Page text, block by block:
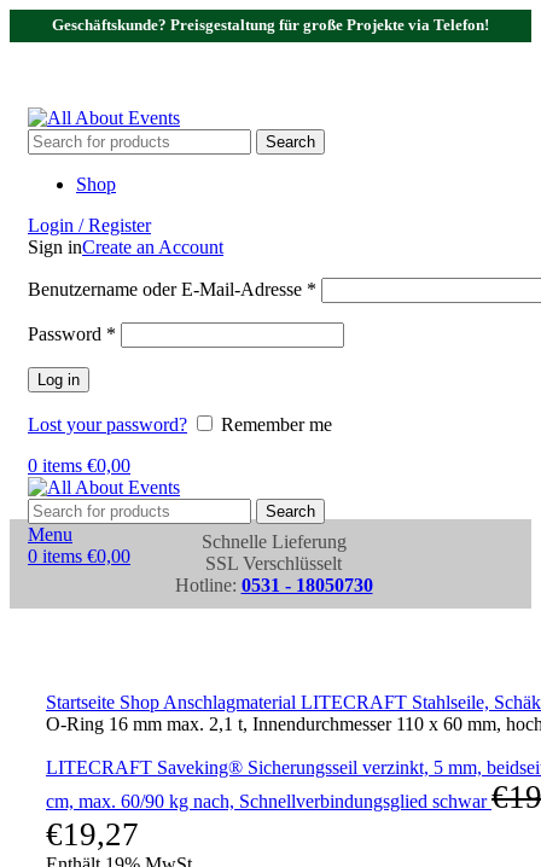
Geschäftskunde? Preisgestaltung für große Projekte via Telefon!
Search
Shop
Login / Register
Sign inCreate an Account
Benutzername oder E-Mail-Adresse *
Password *
Log in
Lost your password?
Remember me
0 items €0,00
Search
Menu
0 items €0,00
Schnelle Lieferung
SSL Verschlüsselt
Hotline: 0531 - 18050730
Startseite Shop Anschlagmaterial LITECRAFT Stahlseile,
O-Ring 16 mm max. 2,1 t, Innendurchmesser 110 x 60 mm,
LITECRAFT Saveking® Sicherungsseil verzinkt, 5 mm,
cm, max. 60/90 kg nach, Schnellverbindungsglied schwar€
€19,27